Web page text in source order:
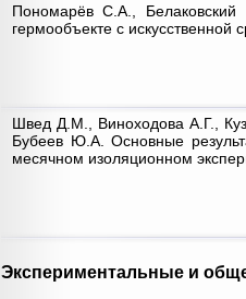
Пономарёв С.А.,
гермообъекте с искусственной
Швед Д.М., Виноходова А.Г.,
Бубеев Ю.А. Основные
месячном изоляционном
Экспериментальные и